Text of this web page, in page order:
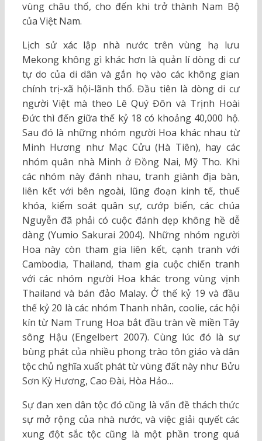
vùng châu thổ, cho đến khi trở thành Nam Bộ
của Việt Nam.
Lịch sử xác lập nhà nước trên vùng hạ lưu
Mekong không gì khác hơn là quản lí dòng di cư
tự do của di dân và gắn họ vào các không gian
chính trị-xã hội-lãnh thổ. Đầu tiên là dòng di cư
người Việt mà theo Lê Quý Đôn và Trịnh Hoài
Đức thì đến giữa thế kỷ 18 có khoảng 40,000 hộ.
Sau đó là những nhóm người Hoa khác nhau từ
Minh Hương như Mạc Cửu (Hà Tiên), hay các
nhóm quân nhà Minh ở Đồng Nai, Mỹ Tho. Khi
các nhóm này đánh nhau, tranh giành địa bàn,
liên kết với bên ngoài, lũng đoạn kinh tế, thuế
khóa, kiểm soát quân sự, cướp biển, các chúa
Nguyễn đã phải có cuộc đánh dẹp không hề dễ
dàng (Yumio Sakurai 2004). Những nhóm người
Hoa này còn tham gia liên kết, cạnh tranh với
Cambodia, Thailand, tham gia cuộc chiến tranh
với các nhóm người Hoa khác trong vùng vịnh
Thailand và bán đảo Malay. Ở thế kỷ 19 và đầu
thế kỷ 20 là các nhóm Thanh nhân, coolie, các hội
kín từ Nam Trung Hoa bắt đầu tràn về miền Tây
sông Hậu (Engelbert 2007). Cùng lúc đó là sự
bùng phát của nhiều phong trào tôn giáo và dân
tộc chủ nghĩa xuất phát từ vùng đất này như Bửu
Sơn Kỳ Hương, Cao Đài, Hòa Hảo…
Sự đan xen dân tộc đó cũng là vấn đề thách thức
sự mở rộng của nhà nước, và việc giải quyết các
xung đột sắc tộc cũng là một phần trong quá